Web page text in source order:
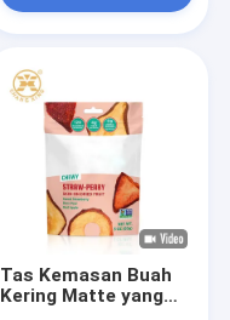
Tas Kemasan Buah
Kering Matte yang